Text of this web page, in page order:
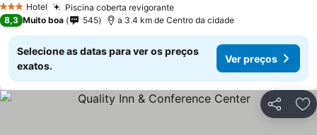
3 EstrelasHotel Piscina coberta revigoranteVer preços
Ver preços
8,3 Muito boa 545 a 3.4 km de Centro da cidade
Selecione as datas para ver os preços
exatos.
Ver preços
Partilhar